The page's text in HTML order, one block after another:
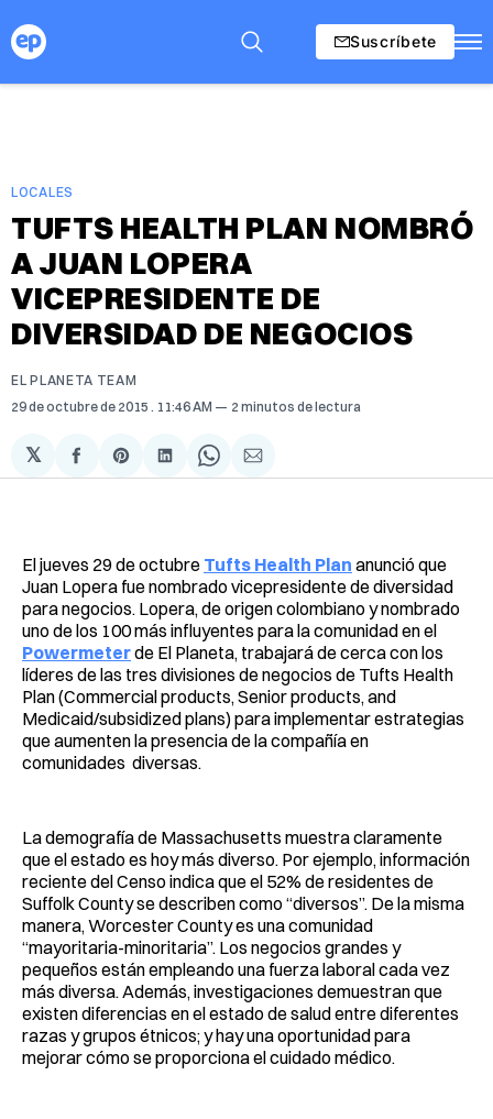
Suscríbete
LOCALES
TUFTS HEALTH PLAN NOMBRÓ
A JUAN LOPERA
VICEPRESIDENTE DE
DIVERSIDAD DE NEGOCIOS
EL PLANETA TEAM
29 de octubre de 2015 . 11:46 AM 2 minutos de lectura
𝕏
Compartir
en
Share
on
Compartir
en
Share
on
Compartir
via
El jueves 29 de octubre Tufts Health Plan anunció que
Juan Lopera fue nombrado vicepresidente de diversidad
para negocios. Lopera, de origen colombiano y nombrado
uno de los 100 más influyentes para la comunidad en el
Powermeterde El Planeta, trabajará de cerca con los
líderes de las tres divisiones de negocios de Tufts Health
Plan (Commercial products, Senior products, and
Medicaid/subsidized plans) para implementar estrategias
que aumenten la presencia de la compañía en
comunidades diversas.
La demografía de Massachusetts muestra claramente
que el estado es hoy más diverso. Por ejemplo, información
reciente del Censo indica que el 52% de residentes de
Suffolk County se describen como “diversos”. De la misma
manera, Worcester County es una comunidad
“mayoritaria-minoritaria”. Los negocios grandes y
pequeños están empleando una fuerza laboral cada vez
más diversa. Además, investigaciones demuestran que
existen diferencias en el estado de salud entre diferentes
razas y grupos étnicos; y hay una oportunidad para
mejorar cómo se proporciona el cuidado médico.